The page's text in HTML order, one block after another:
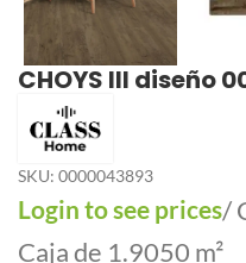
CHOYS III diseño
SKU: 0000043893
Login to see prices/
Caja de 1.9050 m²